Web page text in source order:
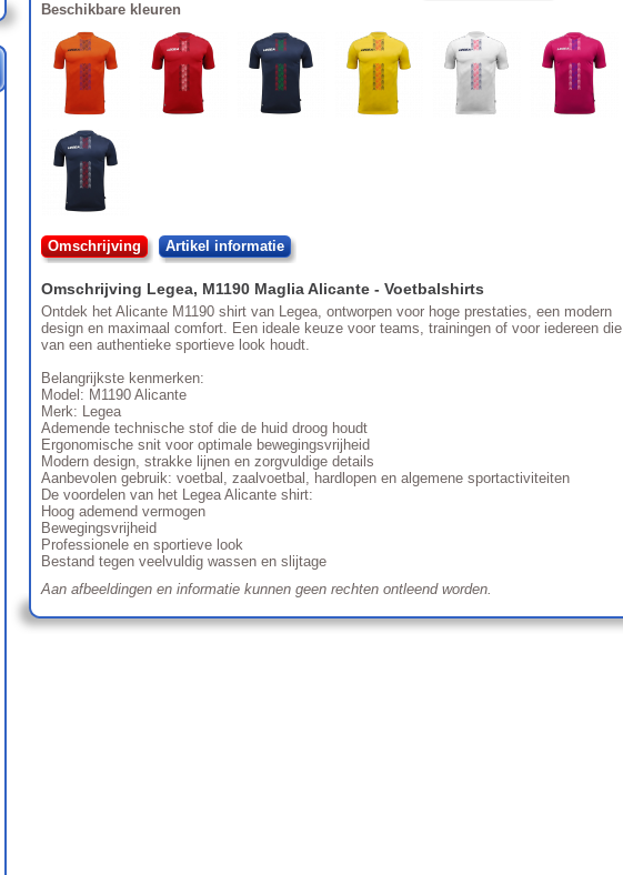
Beschikbare kleuren
Omschrijving Artikel informatie
Omschrijving Legea, M1190 Maglia Alicante - Voetbalshirts
Ontdek het Alicante M1190 shirt van Legea, ontworpen voor hoge prestaties, een modern
design en maximaal comfort. Een ideale keuze voor teams, trainingen of voor iedereen die
van een authentieke sportieve look houdt.
Belangrijkste kenmerken:
Model: M1190 Alicante
Merk: Legea
Ademende technische stof die de huid droog houdt
Ergonomische snit voor optimale bewegingsvrijheid
Modern design, strakke lijnen en zorgvuldige details
Aanbevolen gebruik: voetbal, zaalvoetbal, hardlopen en algemene sportactiviteiten
De voordelen van het Legea Alicante shirt:
Hoog ademend vermogen
Bewegingsvrijheid
Professionele en sportieve look
Bestand tegen veelvuldig wassen en slijtage
Aan afbeeldingen en informatie kunnen geen rechten ontleend worden.